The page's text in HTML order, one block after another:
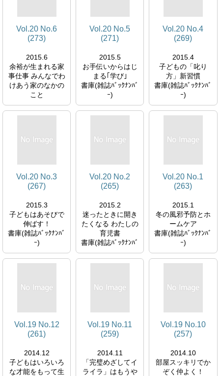
Vol.20 No.6
(273)
2015.6
余裕が生まれる家
事仕事 みんなでわ
けあう家のなかの
こと
書庫(雑誌ﾊﾞｯｸﾅﾝﾊﾞ
ｰ)
Vol.20 No.5
(271)
2015.5
お手伝いからはじ
まる｢学び｣
書庫(雑誌ﾊﾞｯｸﾅﾝﾊﾞ
ｰ)
Vol.20 No.4
(269)
2015.4
子どもの「叱り
方」新習慣
書庫(雑誌ﾊﾞｯｸﾅﾝﾊﾞ
ｰ)
Vol.20 No.3
(267)
2015.3
子どもはあそびで
伸ばす！
書庫(雑誌ﾊﾞｯｸﾅﾝﾊﾞ
ｰ)
Vol.20 No.2
(265)
2015.2
迷ったときに開き
たくなる わたしの
育児書
書庫(雑誌ﾊﾞｯｸﾅﾝﾊﾞ
ｰ)
Vol.20 No.1
(263)
2015.1
冬の風邪予防とホ
ームケア
書庫(雑誌ﾊﾞｯｸﾅﾝﾊﾞ
ｰ)
Vol.19 No.12
(261)
2014.12
子どもはいろいろ
な才能をもって生
Vol.19 No.11
(259)
2014.11
「完璧めざしてイ
ライラ」はもうや
Vol.19 No.10
(257)
2014.10
部屋スッキリでか
ぞく仲よく！